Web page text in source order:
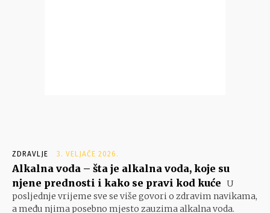
ZDRAVLJE 3. VELJAČE 2026.
Alkalna voda – šta je alkalna voda, koje su
njene prednosti i kako se pravi kod kuće U
posljednje vrijeme sve se više govori o zdravim navikama,
a među njima posebno mjesto zauzima alkalna voda.